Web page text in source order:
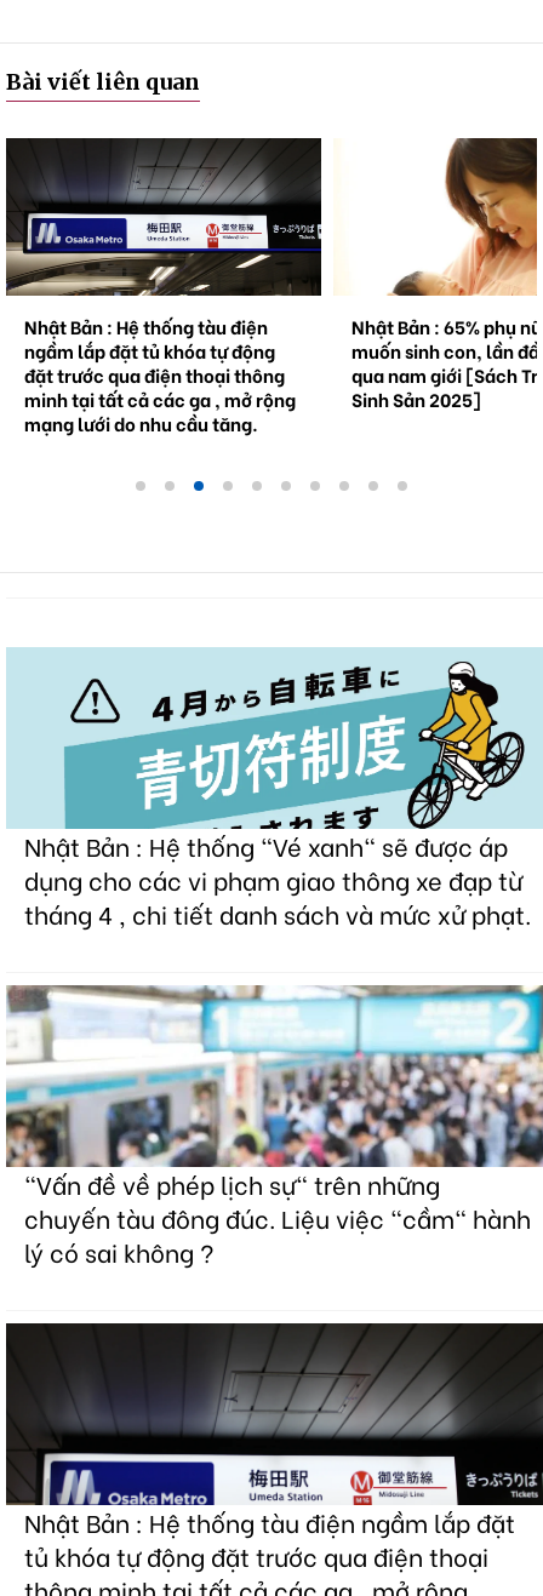
Bài viết liên quan
Nhật Bản : Hệ thống tàu điện
ngầm lắp đặt tủ khóa tự động
đặt trước qua điện thoại thông
minh tại tất cả các ga , mở rộng
mạng lưới do nhu cầu tăng.
Nhật Bản : 65% phụ
muốn sinh con, lần
qua nam giới [Sách
Sinh Sản 2025]
Nhật Bản : Hệ thống "Vé xanh" sẽ được áp
dụng cho các vi phạm giao thông xe đạp từ
tháng 4 , chi tiết danh sách và mức xử phạt.
"Vấn đề về phép lịch sự" trên những
chuyến tàu đông đúc. Liệu việc "cầm" hành
lý có sai không ?
Nhật Bản : Hệ thống tàu điện ngầm lắp đặt
tủ khóa tự động đặt trước qua điện thoại
thông minh tại tất cả các ga , mở rộng